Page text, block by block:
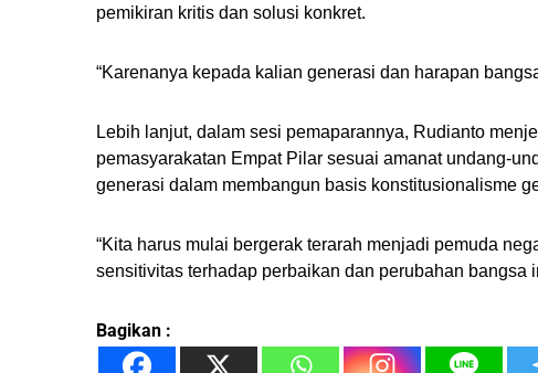
pemikiran kritis dan solusi konkret.
“Karenanya kepada kalian generasi dan harapan
Lebih lanjut, dalam sesi pemaparannya, Rudianto
pemasyarakatan Empat Pilar sesuai amanat undang-
generasi dalam membangun basis konstitusionalisme
“Kita harus mulai bergerak terarah menjadi pemuda
sensitivitas terhadap perbaikan dan perubahan bangsa
Bagikan :